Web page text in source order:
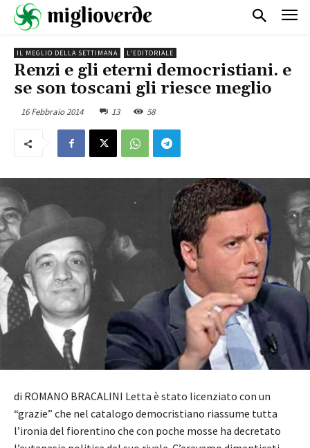
IL MEGLIO DELLA SETTIMANA L'EDITORIALE
Renzi e gli eterni democristiani. e
se son toscani gli riesce meglio
16 Febbraio 2014 13 58
di ROMANO BRACALINI Letta è stato licenziato con un
“grazie” che nel catalogo democristiano riassume tutta
l’ironia del fiorentino che con poche mosse ha decretato